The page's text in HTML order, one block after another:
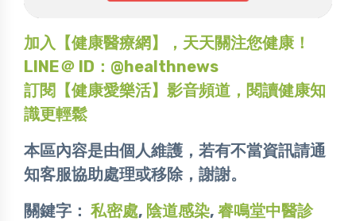
加入【健康醫療網】，天天關注您健康！
LINE＠ ID：@healthnews
訂閱【健康愛樂活】影音頻道，閱讀健康知
識更輕鬆
本區內容是由個人維護，若有不當資訊請通
知客服協助處理或移除，謝謝。
關鍵字： 私密處, 陰道感染, 睿鳴堂中醫診